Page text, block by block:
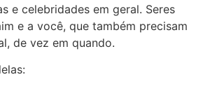
e celebridades em geral. Seres
e a você, que também precisam
de vez em quando.